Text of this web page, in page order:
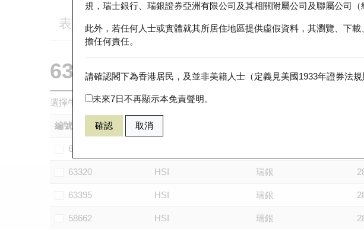
規，瑞士銀行、瑞銀證券亞洲有限公司及其相關附屬公司及聯屬公司（
此外，若任何人士或實體就其所居住地區提供虛假資料，其瀏覽、下
擔任何責任。
請確認閣下為香港居民，及並非美籍人士（定義見美國1933年證券法
未來7日不再顯示本免責聲明。
確認 取消
表現 街貨統計 比較
63442 瑞銀熊證 HSI 恒生指數
選擇牛熊證作比較 *你可以選擇最多五隻牛熊證
編號
63309
63320 HSI 瑞銀
63395 HSI 瑞銀
58662 HSI 瑞銀